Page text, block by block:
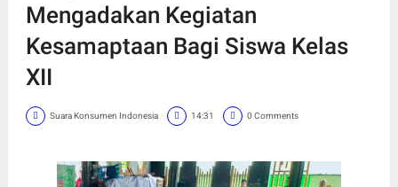
Mengadakan Kegiatan
Kesamaptaan Bagi Siswa Kelas
XII
Suara Konsumen Indonesia 14:31 0 Comments